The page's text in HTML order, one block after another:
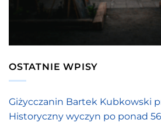
OSTATNIE WPISY
Giżycczanin Bartek Kubkowski
Historyczny wyczyn po ponad